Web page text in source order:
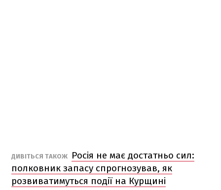
ДИВІТЬСЯ ТАКОЖ
Росія не має достатньо сил:
полковник запасу спрогнозував, як
розвиватимуться події на Курщині